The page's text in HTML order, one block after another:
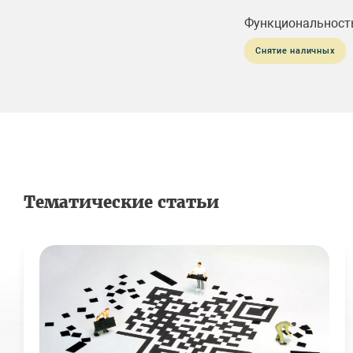
Снятие наличных
Тематические статьи